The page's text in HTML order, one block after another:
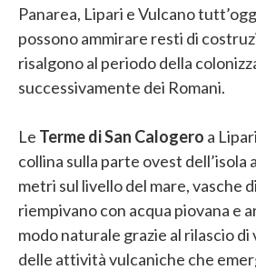
Panarea, Lipari e Vulcano
possono ammirare resti di
risalgono al periodo della
successivamente dei Romani.
Le Terme di San Calogero a
collina sulla parte ovest dell’isola
metri sul livello del mare, vasche
riempivano con acqua piovana e
modo naturale grazie al rilascio
delle attività vulcaniche che